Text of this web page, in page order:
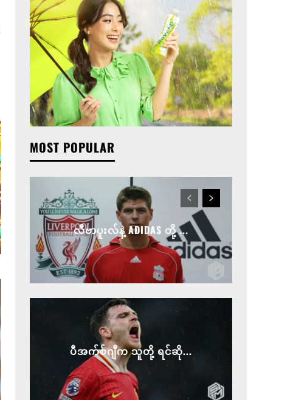
MOST POPULAR
လီဗာပူးလ်နဲ့ ADIDAS တို့ ...
ပီအက်စ်ဂျီက သူတို့ ရင်ဆို...